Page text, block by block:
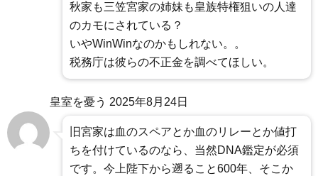
秋家も三笠宮家の姉妹も皇族特権狙いの人達
のカモにされている？
いやWinWinなのかもしれない。。
税務庁は彼らの不正金を調べてほしい。
皇室を憂う 2025年8月24日
旧宮家は血のスペアとか血のリレーとか値打
ちを付けているのなら、当然DNA鑑定が必須
です。今上陛下から遡ること600年、そこか